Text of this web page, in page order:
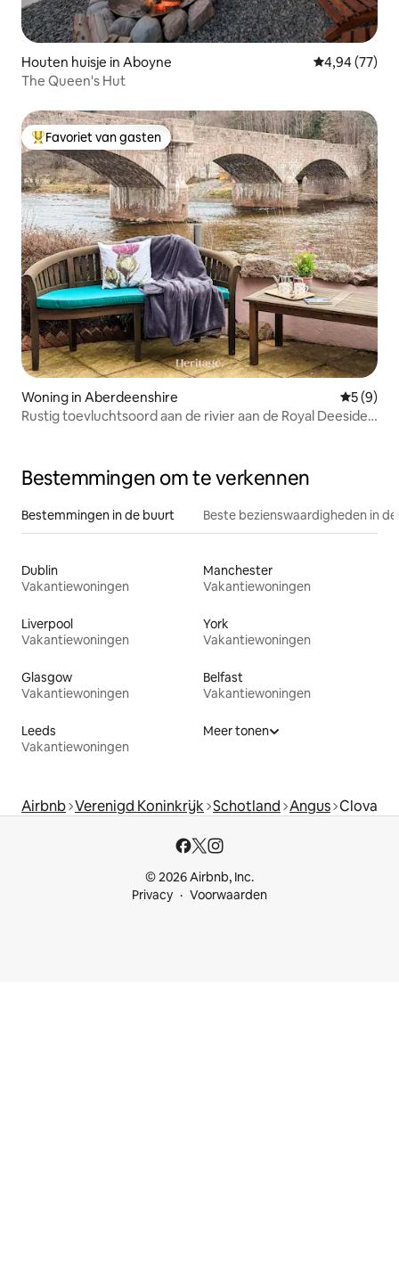
Houten huisje in Aboyne Gemiddelde
4,94 (77)
The Queen's Hut
Topfavoriet van gasten
Favoriet van gasten
Woning in Aberdeenshire
5 (9)
Rustig toevluchtsoord aan de rivier aan de Royal Deeside,
Bestemmingen om te verkennen
Bestemmingen in de buurt Beste bezienswaardigheden in
Dublin
Vakantiewoningen
Manchester
Vakantiewoningen
Liverpool
Vakantiewoningen
York
Vakantiewoningen
Glasgow
Vakantiewoningen
Belfast
Vakantiewoningen
Leeds
Vakantiewoningen
Meer tonen
Airbnb Verenigd Koninkrijk Schotland Angus Clova
© 2026 Airbnb, Inc.
Privacy
Voorwaarden